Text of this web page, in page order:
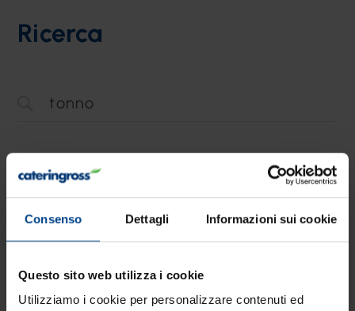
Consenso Dettagli Informazioni sui cookie
Questo sito web utilizza i cookie
Utilizziamo i cookie per personalizzare contenuti ed
Ricerca